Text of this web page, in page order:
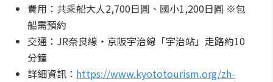
費用：共乘船大人2,700日圓、國小1,200日圓 ※包
船需預約
交通：JR奈良線・京阪宇治線「宇治站」走路約10
分鐘
詳細資訊： https://www.kyototourism.org/zh-